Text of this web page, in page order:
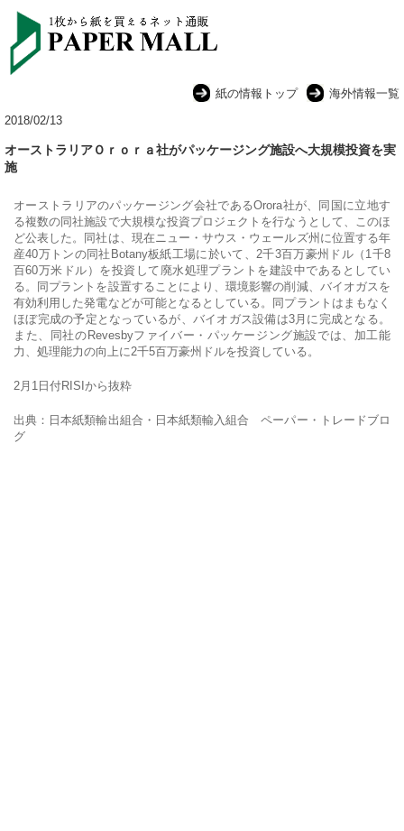
紙の情報トップ
海外情報一覧
2018/02/13
オーストラリアＯｒｏｒａ社がパッケージング施設へ大規模投資を実
施
オーストラリアのパッケージング会社であるOrora社が、同国に立地す
る複数の同社施設で大規模な投資プロジェクトを行なうとして、このほ
ど公表した。同社は、現在ニュー・サウス・ウェールズ州に位置する年
産40万トンの同社Botany板紙工場に於いて、2千3百万豪州ドル（1千8
百60万米ドル）を投資して廃水処理プラントを建設中であるとしてい
る。同プラントを設置することにより、環境影響の削減、バイオガスを
有効利用した発電などが可能となるとしている。同プラントはまもなく
ほぼ完成の予定となっているが、バイオガス設備は3月に完成となる。
また、同社のRevesbyファイバー・パッケージング施設では、加工能
力、処理能力の向上に2千5百万豪州ドルを投資している。
2月1日付RISIから抜粋
出典：日本紙類輸出組合・日本紙類輸入組合 ペーパー・トレードブロ
グ